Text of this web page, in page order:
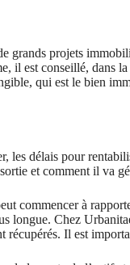
projets
il est conseillé, dans
qui est le bien
délais pour
et comment il va
commencer à
longue. Chez
Il est